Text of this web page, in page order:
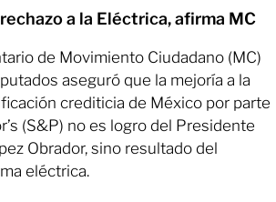
a la Eléctrica, afirma MC
de Movimiento Ciudadano (MC)
aseguró que la mejoría a la
crediticia de México por parte
(S&P) no es logro del Presidente
Obrador, sino resultado del
eléctrica.